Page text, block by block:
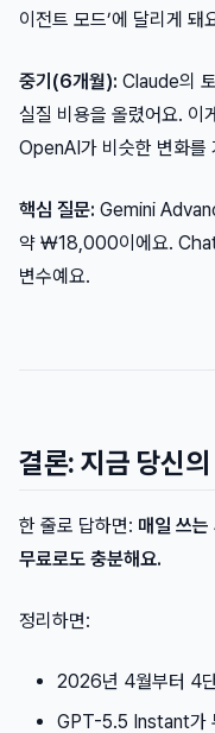
이전트 모드’에 달리게 돼
중기(6개월): Claude의
실질 비용을 올렸어요. 이
OpenAI가 비슷한 변화를
핵심 질문: Gemini
약 ₩18,000이에요.
변수예요.
결론: 지금 당신
한 줄로 답하면: 매일 쓰
무료로도 충분해요.
정리하면:
2026년 4월부터 4
GPT-5.5 Instant가